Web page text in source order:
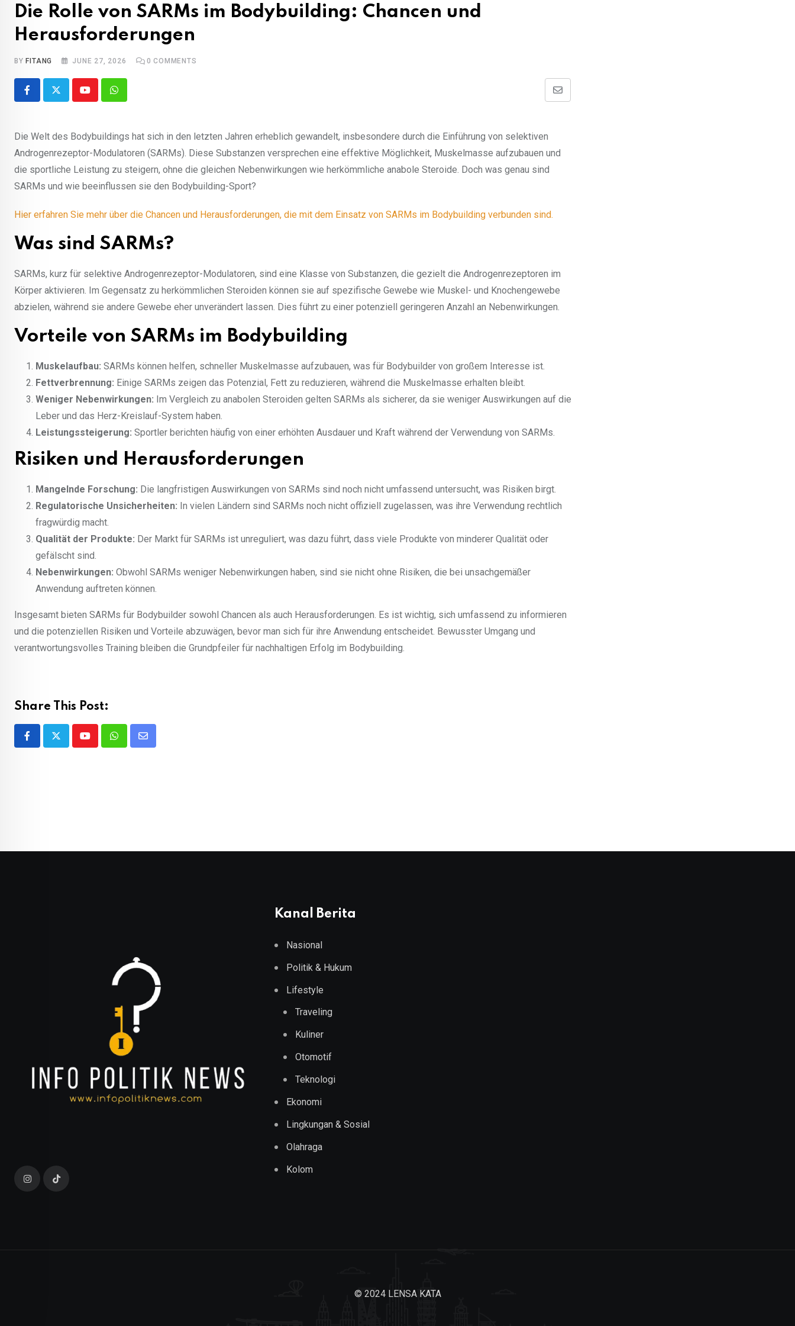
Die Rolle von SARMs im Bodybuilding: Chancen und
Herausforderungen
BY FITANG JUNE 27, 2026 0 COMMENTS
YoutubeWhatsapp
Share
Die Welt des Bodybuildings hat sich in den letzten Jahren erheblich gewandelt, insbesondere durch die Einführung von selektiven
Androgenrezeptor-Modulatoren (SARMs). Diese Substanzen versprechen eine effektive Möglichkeit, Muskelmasse aufzubauen und
die sportliche Leistung zu steigern, ohne die gleichen Nebenwirkungen wie herkömmliche anabole Steroide. Doch was genau sind
SARMs und wie beeinflussen sie den Bodybuilding-Sport?
Hier erfahren Sie mehr über die Chancen und Herausforderungen, die mit dem Einsatz von SARMs im Bodybuilding verbunden sind.
Was sind SARMs?
SARMs, kurz für selektive Androgenrezeptor-Modulatoren, sind eine Klasse von Substanzen, die gezielt die Androgenrezeptoren im
Körper aktivieren. Im Gegensatz zu herkömmlichen Steroiden können sie auf spezifische Gewebe wie Muskel- und Knochengewebe
abzielen, während sie andere Gewebe eher unverändert lassen. Dies führt zu einer potenziell geringeren Anzahl an Nebenwirkungen.
Vorteile von SARMs im Bodybuilding
Muskelaufbau: SARMs können helfen, schneller Muskelmasse aufzubauen, was für Bodybuilder von großem Interesse ist.
Fettverbrennung: Einige SARMs zeigen das Potenzial, Fett zu reduzieren, während die Muskelmasse erhalten bleibt.
Weniger Nebenwirkungen: Im Vergleich zu anabolen Steroiden gelten SARMs als sicherer, da sie weniger Auswirkungen auf die
Leber und das Herz-Kreislauf-System haben.
Leistungssteigerung: Sportler berichten häufig von einer erhöhten Ausdauer und Kraft während der Verwendung von SARMs.
Risiken und Herausforderungen
Mangelnde Forschung: Die langfristigen Auswirkungen von SARMs sind noch nicht umfassend untersucht, was Risiken birgt.
Regulatorische Unsicherheiten: In vielen Ländern sind SARMs noch nicht offiziell zugelassen, was ihre Verwendung rechtlich
fragwürdig macht.
Qualität der Produkte: Der Markt für SARMs ist unreguliert, was dazu führt, dass viele Produkte von minderer Qualität oder
gefälscht sind.
Nebenwirkungen: Obwohl SARMs weniger Nebenwirkungen haben, sind sie nicht ohne Risiken, die bei unsachgemäßer
Anwendung auftreten können.
Insgesamt bieten SARMs für Bodybuilder sowohl Chancen als auch Herausforderungen. Es ist wichtig, sich umfassend zu informieren
und die potenziellen Risiken und Vorteile abzuwägen, bevor man sich für ihre Anwendung entscheidet. Bewusster Umgang und
verantwortungsvolles Training bleiben die Grundpfeiler für nachhaltigen Erfolg im Bodybuilding.
Share This Post:
YoutubeWhatsappShare
Kanal Berita
Nasional
Politik & Hukum
Lifestyle
Traveling
Kuliner
Otomotif
Teknologi
Ekonomi
Lingkungan & Sosial
Olahraga
Kolom
© 2024 LENSA KATA